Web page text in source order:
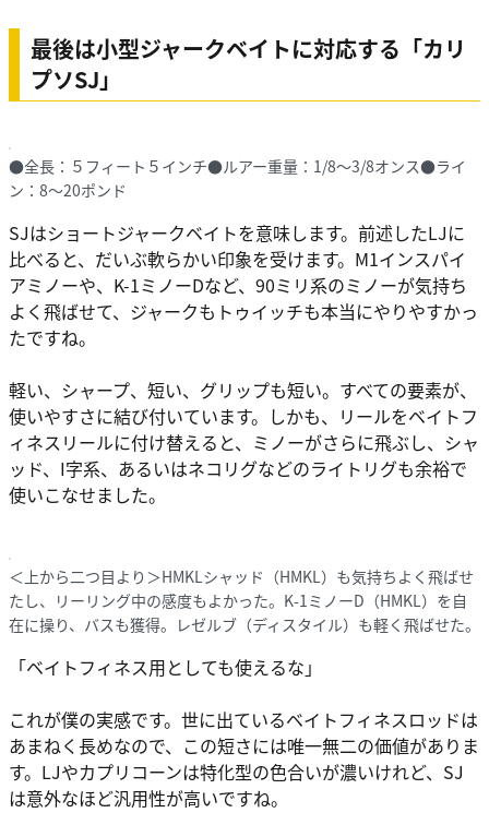
最後は小型ジャークベイトに対応する「カリ
プソSJ」
●全長：５フィート５インチ●ルアー重量：1/8〜3/8オンス●ライ
ン：8〜20ポンド
SJはショートジャークベイトを意味します。前述したLJに
比べると、だいぶ軟らかい印象を受けます。M1インスパイ
アミノーや、K-1ミノーDなど、90ミリ系のミノーが気持ち
よく飛ばせて、ジャークもトゥイッチも本当にやりやすかっ
たですね。
軽い、シャープ、短い、グリップも短い。すべての要素が、
使いやすさに結び付いています。しかも、リールをベイトフ
ィネスリールに付け替えると、ミノーがさらに飛ぶし、シャ
ッド、I字系、あるいはネコリグなどのライトリグも余裕で
使いこなせました。
＜上から二つ目より＞HMKLシャッド（HMKL）も気持ちよく飛ばせ
たし、リーリング中の感度もよかった。K-1ミノーD（HMKL）を自
在に操り、バスも獲得。レゼルブ（ディスタイル）も軽く飛ばせた。
「ベイトフィネス用としても使えるな」
これが僕の実感です。世に出ているベイトフィネスロッドは
あまねく長めなので、この短さには唯一無二の価値がありま
す。LJやカプリコーンは特化型の色合いが濃いけれど、SJ
は意外なほど汎用性が高いですね。